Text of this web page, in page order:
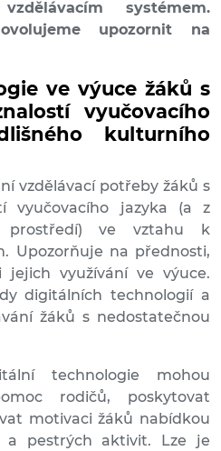
systémem.
upozornit na
ve výuce žáků s
vyučovacího
kulturního
vzdělávací potřeby žáků s
vyučovacího jazyka (a z
prostředí) ve vztahu k
Upozorňuje na přednosti,
využívání ve výuce.
digitálních technologií a
žáků s nedostatečnou
technologie mohou
rodičů, poskytovat
motivaci žáků nabídkou
a pestrých aktivit. Lze je